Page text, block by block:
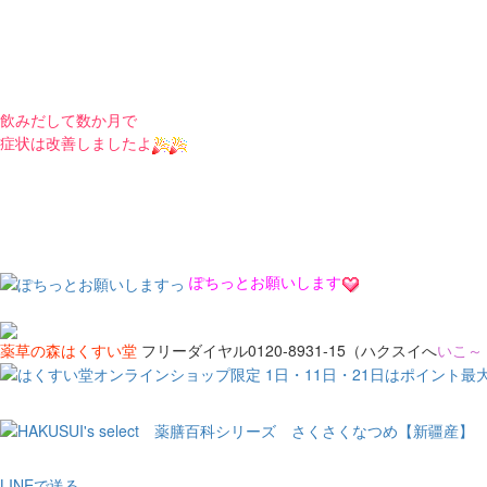
飲みだして数か月で
症状は改善しましたよ
ぽちっとお願いします
薬草の森はくすい堂 フリーダイヤル0120-8931-15（ハクスイへいこ～